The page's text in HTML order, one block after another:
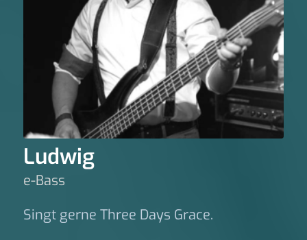
Ludwig
e-Bass
Singt gerne Three Days Grace.